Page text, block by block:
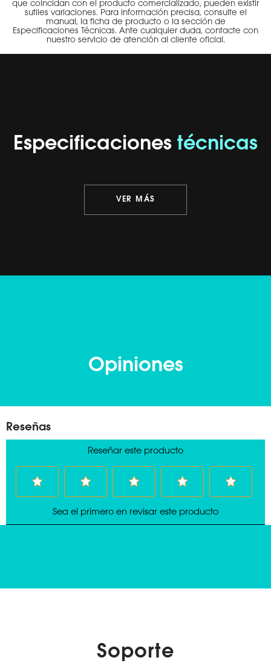
que coincidan con el producto comercializado, pueden existir
sutiles variaciones. Para información precisa, consulte el
manual, la ficha de producto o la sección de
Especificaciones Técnicas. Ante cualquier duda, contacte con
nuestro servicio de atención al cliente oficial.
Especificaciones técnicas
VER MÁS
Opiniones
Soporte